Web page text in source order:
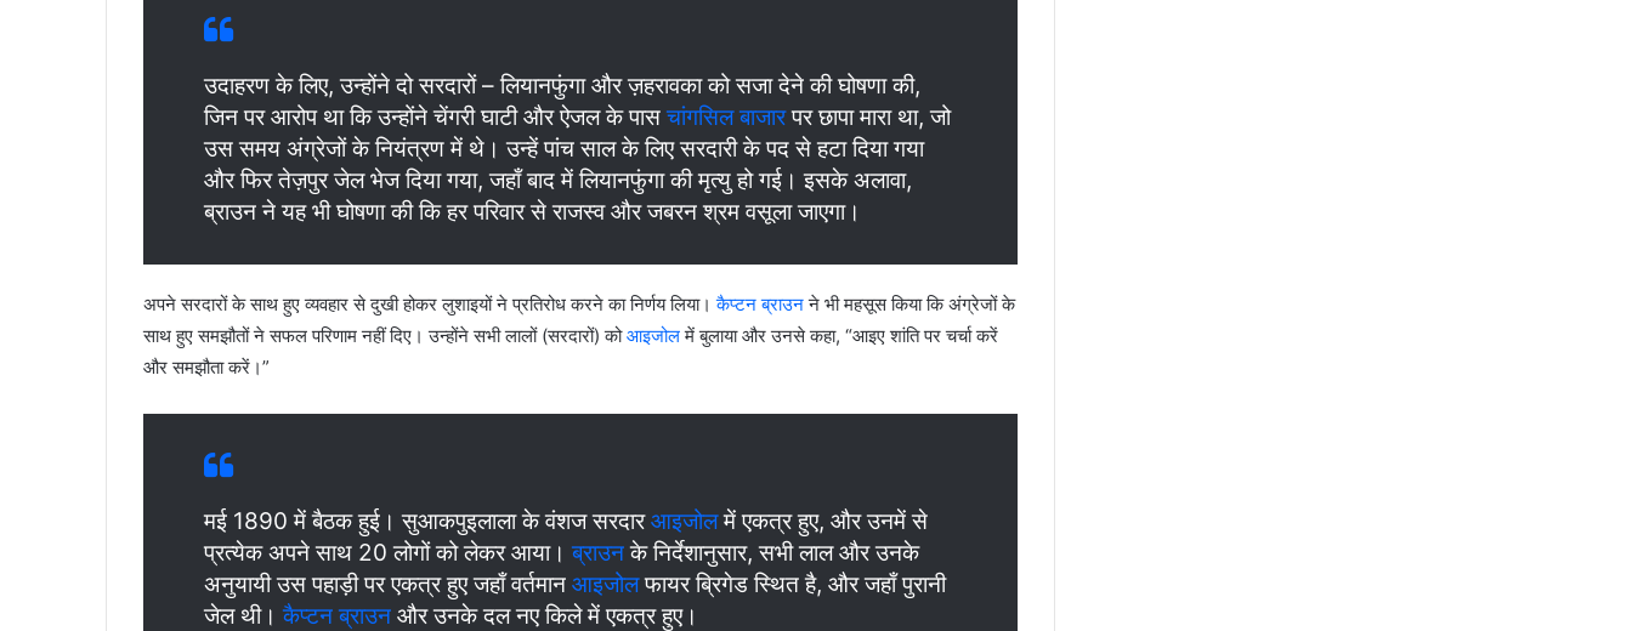
उदाहरण के लिए, उन्होंने दो सरदारों – लियानफुंगा और ज़हरावका को सजा देने की घोषणा की,
जिन पर आरोप था कि उन्होंने चेंगरी घाटी और ऐजल के पासचांगसिल बाजारपर छापा मारा था, जो
उस समय अंग्रेजों के नियंत्रण में थे। उन्हें पांच साल के लिए सरदारी के पद से हटा दिया गया
और फिर तेज़पुर जेल भेज दिया गया, जहाँ बाद में लियानफुंगा की मृत्यु हो गई। इसके अलावा,
ब्राउन ने यह भी घोषणा की कि हर परिवार से राजस्व और जबरन श्रम वसूला जाएगा।
अपने सरदारों के साथ हुए व्यवहार से दुखी होकर लुशाइयों ने प्रतिरोध करने का निर्णय लिया। कैप्टन ब्राउनने भी महसूस किया कि अंग्रेजों के
साथ हुए समझौतों ने सफल परिणाम नहीं दिए। उन्होंने सभी लालों (सरदारों) कोआइजोलमें बुलाया और उनसे कहा, “आइए शांति पर चर्चा करें
और समझौता करें।”
मई 1890 में बैठक हुई। सुआकपुइलाला के वंशज सरदारआइजोलमें एकत्र हुए, और उनमें से
प्रत्येक अपने साथ 20 लोगों को लेकर आया।ब्राउनके निर्देशानुसार, सभी लाल और उनके
अनुयायी उस पहाड़ी पर एकत्र हुए जहाँ वर्तमान आइजोलफायर ब्रिगेड स्थित है, और जहाँ पुरानी
जेल थी। कैप्टन ब्राउन और उनके दल नए किले में एकत्र हुए।